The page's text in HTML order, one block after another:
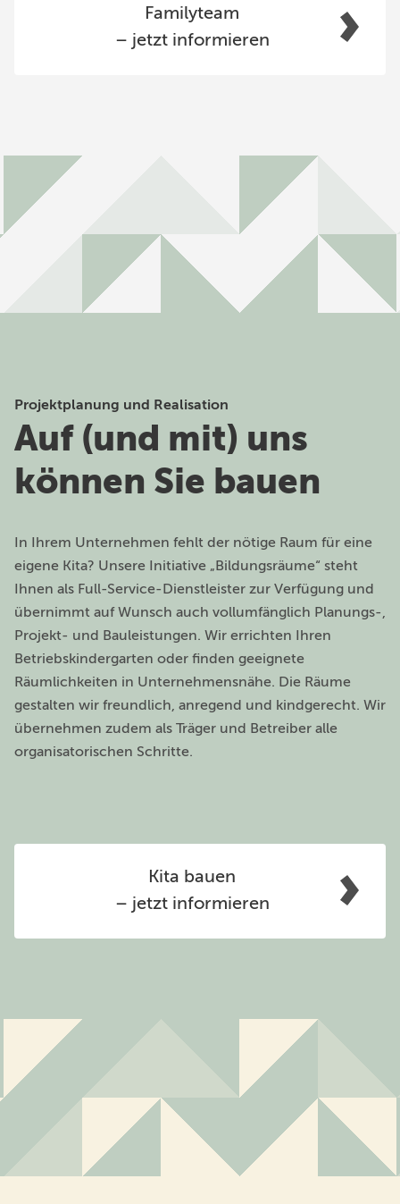
Familyteam
– jetzt informieren
Projektplanung und Realisation
Auf (und mit) uns
können Sie bauen
In Ihrem Unternehmen fehlt der nötige Raum für eine
eigene Kita? Unsere Initiative „Bildungsräume“ steht
Ihnen als Full-Service-Dienstleister zur Verfügung und
übernimmt auf Wunsch auch vollumfänglich Planungs-,
Projekt- und Bauleistungen. Wir errichten Ihren
Betriebskindergarten oder finden geeignete
Räumlichkeiten in Unternehmensnähe. Die Räume
gestalten wir freundlich, anregend und kindgerecht. Wir
übernehmen zudem als Träger und Betreiber alle
organisatorischen Schritte.
Kita bauen
– jetzt informieren